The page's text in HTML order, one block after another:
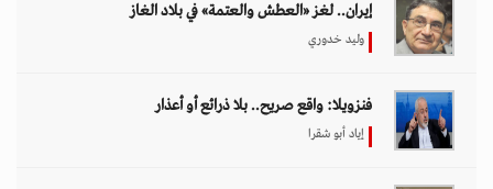
إيران.. لغز «العطش والعتمة» في بلاد الغاز
وليد خدوري
فنزويلا: واقع صريح.. بلا ذرائع أو أعذار
إياد أبو شقرا